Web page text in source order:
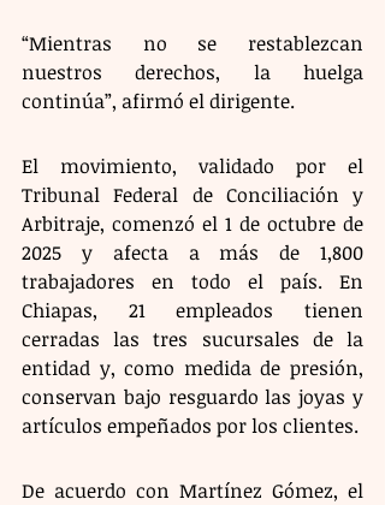
“Mientras no se restablezcan
nuestros derechos, la huelga
continúa”, afirmó el dirigente.
El movimiento, validado por el
Tribunal Federal de Conciliación y
Arbitraje, comenzó el 1 de octubre de
2025 y afecta a más de 1,800
trabajadores en todo el país. En
Chiapas, 21 empleados tienen
cerradas las tres sucursales de la
entidad y, como medida de presión,
conservan bajo resguardo las joyas y
artículos empeñados por los clientes.
De acuerdo con Martínez Gómez, el